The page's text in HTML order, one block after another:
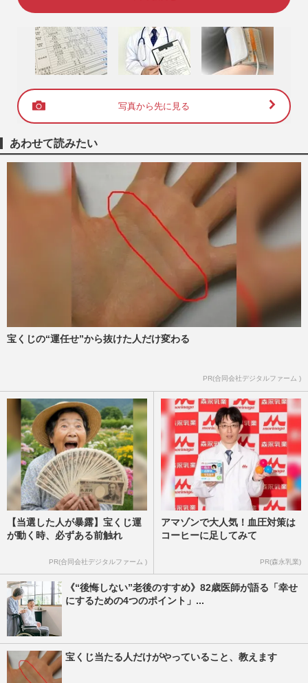
写真から先に見る
あわせて読みたい
宝くじの“運任せ”から抜けた人だけ変わる
PR(合同会社デジタルファーム )
【当選した人が暴露】宝くじ運
が動く時、必ずある前触れ
PR(合同会社デジタルファーム )
アマゾンで大人気！血圧対策は
コーヒーに足してみて
PR(森永乳業)
《“後悔しない”老後のすすめ》82歳医師が語る「幸せ
にするための4つのポイント」...
宝くじ当たる人だけがやっていること、教えます